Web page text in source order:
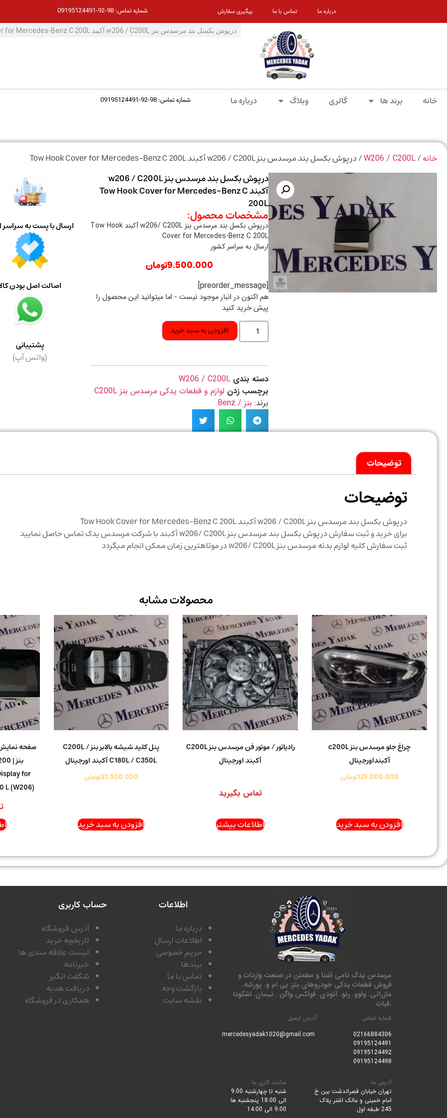
درباره ما تماس با ما پیگیری سفارش شماره تماس: 98-92-09195124491
خانه برند ها گالری وبلاگ درباره ما شماره تماس: 98-92-09195124491
خانه /
W206 / C200L/ درپوش بکسل بند مرسدس بنز w206 / C200L آکبند Tow Hook Cover for Mercedes-Benz C 200L
درپوش بکسل بند مرسدس بنز w206 / C200L
آکبند Tow Hook Cover for Mercedes-Benz C
200L
مشخصات محصول:
درپوش بکسل بند مرسدس بنز w206/ C200L آکبند Tow Hook
Cover for Mercedes-Benz C 200L
ارسال به سراسر کشور
9.500.000تومان
[preorder_message]
هم اکنون در انبار موجود نیست - اما میتوانید این محصول را
پیش خرید کنید
افزودن به سبد خرید
دسته بندی W206 / C200L
برچسب زدن لوازم و قطعات یدکی مرسدس بنز C200L
برند: بنز / Benz
ارسال با پست به سراسر
اصالت اصل بودن
پشتیبانی
(واتس آپ)
توضیحات
توضیحات
درپوش بکسل بند مرسدس بنز w206 / C200L آکبند Tow Hook Cover for Mercedes-Benz C 200L
برای خرید و ثبت سفارش درپوش بکسل بند مرسدس بنز w206/ C200L آکبند با شرکت مرسدس یدک تماس حاصل نمایید
ثبت سفارش کلیه لوازم بدنه مرسدس بنز w206/ C200L در موتاهترین زمان ممکن انجام میگردد
محصولات مشابه
چراغ جلو مرسدس بنز c200L
آکبنداورجینال
125.000.000تومان
افزودن به سبد خرید
رادیاتور / موتور فن مرسدس بنز C200L
آکبند اورجینال
تماس بگیرید
اطلاعات بیشتر
پنل کلید شیشه بالابر بنز C200L /
C180L / C350L آکبند اورجینال
31.500.000تومان
افزودن به سبد خرید
صفحه
for
L (W206)
مرسدس یدک نامی آشنا و مطمئن در صنعت واردات و
فروش قطعات یدکی خودروهای بنز. بی ام و. پورشه.
مازراتی. ولوو. رنو. آئودی. فولکس واگن . نیسان. اشکودا
.فیات
شماره تماس
02166884306
09195124491
09195124492
09195124498
آدرس ایمیل
آدرس ما
تهران خیابان قصرالدشت بین خ
امام خمینی و مالک اشتر پلاک
245 طبقه اول
ساعت کاری ما
شنبه تا چهارشنبه 9:00
الی 18:00 پنجشنبه ها
9:00 الی 14:00
اطلاعات
درباره ما
اطلاعات ارسال
حریم خصوصی
برندها
تماس با ما
بازگشت وجه
نقشه سایت
حساب کاربری
آدرس فروشگاه
تاریخچه خرید
لیست علاقه مندی ها
خبرنامه
شگفت انگیز
دریافت هدیه
همکاری در فروشگاه